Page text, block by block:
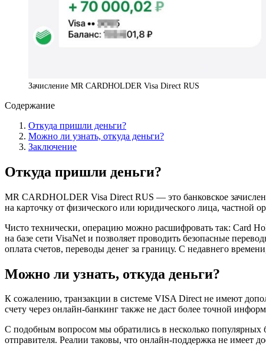
Зачисление MR CARDHOLDER Visa Direct RUS
Содержание
Откуда пришли деньги?
Можно ли узнать, откуда деньги?
Заключение
Откуда пришли деньги?
MR CARDHOLDER Visa Direct RUS — это банковское
на карточку от физического или юридического лица, частной
Чисто технически, операцию можно расшифровать так: Card
на базе сети VisaNet и позволяет проводить безопасные
оплата счетов, переводы денег за границу. С недавнего
Можно ли узнать, откуда деньги?
К сожалению, транзакции в системе VISA Direct не имеют
счету через онлайн-банкинг также не даст более точной
С подобным вопросом мы обратились в несколько популярных
отправителя. Реалии таковы, что онлайн-поддержка не имеет